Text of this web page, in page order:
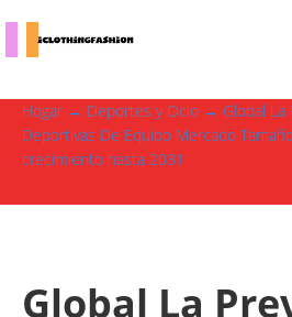
Hogar → Deportes y Ocio → Global La
Deportivas De Equipo Mercado
crecimiento hasta 2031
Global La